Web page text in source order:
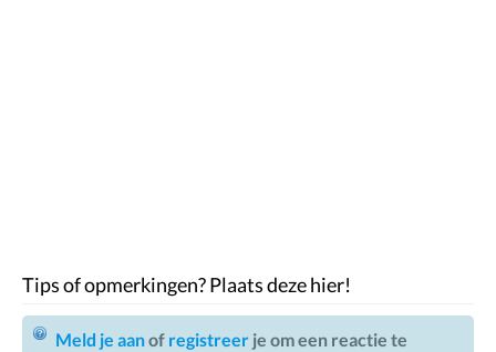
Tips of opmerkingen? Plaats deze hier!
Meld je aanof registreer je om een reactie te